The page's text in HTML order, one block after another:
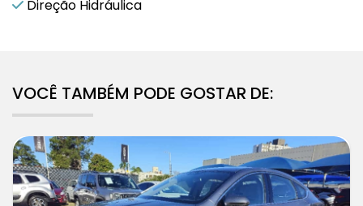
Direção Hidráulica
VOCÊ TAMBÉM PODE GOSTAR DE: